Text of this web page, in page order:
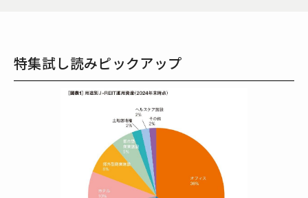
特集試し読みピックアップ